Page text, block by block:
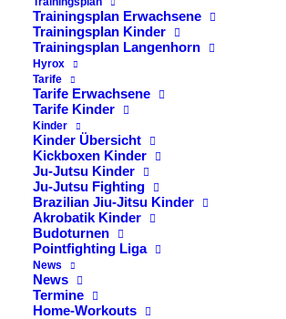
Trainingsplan Erwachsene
Trainingsplan Kinder
Trainingsplan Langenhorn
Hyrox
Tarife
Tarife Erwachsene
Tarife Kinder
Kinder
Kinder Übersicht
Kickboxen Kinder
Ju-Jutsu Kinder
Ju-Jutsu Fighting
Brazilian Jiu-Jitsu Kinder
Akrobatik Kinder
Budoturnen
Pointfighting Liga
News
News
Termine
Home-Workouts
Erfolge
Personal Trainerin
Fitnessökonomin
4D Pro Instructor
Aerosling Suspension Training
PROBETRAINING VEREINBAREN